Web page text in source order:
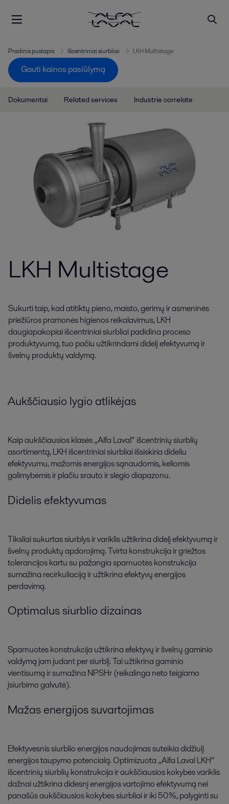
Pradinis puslapis Išcentriniai siurbliai LKH Multistage
Gauti kainos pasiūlymą
Dokumentai Related services Industrie correlate
LKH Multistage
Sukurti taip, kad atitiktų pieno, maisto, gėrimų ir asmeninės
priežiūros pramonės higienos reikalavimus, LKH
daugiapakopiai išcentriniai siurbliai padidina proceso
produktyvumą, tuo pačiu užtikrindami didelį efektyvumą ir
švelnų produktų valdymą.
Aukščiausio lygio atlikėjas
Kaip aukščiausios klasės „Alfa Laval“ išcentrinių siurblių
asortimentą, LKH išcentriniai siurbliai išsiskiria dideliu
efektyvumu, mažomis energijos sąnaudomis, keliomis
galimybėmis ir plačiu srauto ir slėgio diapazonu.
Didelis efektyvumas
Tiksliai sukurtas siurblys ir variklis užtikrina didelį efektyvumą ir
švelnų produktų apdorojimą. Tvirta konstrukcija ir griežtos
tolerancijos kartu su pažangia sparnuotės konstrukcija
sumažina recirkuliaciją ir užtikrina efektyvų energijos
perdavimą.
Optimalus siurblio dizainas
Sparnuotės konstrukcija užtikrina efektyvų ir švelnų gaminio
valdymą jam judant per siurblį. Tai užtikrina gaminio
vientisumą ir sumažina NPSHr (reikalinga neto teigiamo
įsiurbimo galvutė).
Mažas energijos suvartojimas
Efektyvesnis siurblio energijos naudojimas suteikia didžiulį
energijos taupymo potencialą. Optimizuota „Alfa Laval LKH“
išcentrinių siurblių konstrukcija ir aukščiausios kokybės variklis
dažnai užtikrina didesnį energijos vartojimo efektyvumą nei
panašūs aukščiausios kokybės siurbliai ir iki 50%, palyginti su